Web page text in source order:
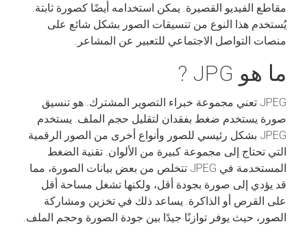
مقاطع الفيديو القصيرة. يمكن استخدامه أيضًا كصورة ثابتة.
يُستخدم هذا النوع من تنسيقات الصور بشكل شائع على
منصات التواصل الاجتماعي للتعبير عن المشاعر.
ما هو JPG ?
JPEG تعني مجموعة خبراء التصوير المشترك. هو تنسيق
صورة يستخدم ضغط بفقدان لتقليل حجم الملف. يستخدم
JPEG بشكل رئيسي للصور وأنواع أخرى من الصور الرقمية
التي تحتاج إلى مجموعة كبيرة من الألوان. تقنية الضغط
المستخدمة في JPEG تتخلص من بعض بيانات الصورة، مما
قد يؤدي إلى صورة بجودة أقل، ولكنها تشغل مساحة أقل
على القرص أو الذاكرة. يساعد ذلك في تخزين ومشاركة
الصور، حيث يوفر توازنًا جيدًا بين جودة الصورة وحجم الملف.